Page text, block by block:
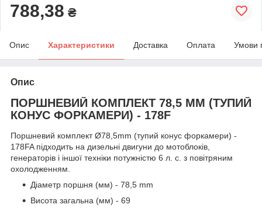
788,38 ₴
Опис Характеристики Доставка Оплата Умови
Опис
ПОРШНЕВИЙ КОМПЛЕКТ 78,5 MM (ТУПИЙ
КОНУС ФОРКАМЕРИ) - 178F
Поршневий комплект Ø78,5mm (тупий конус форкамери) -
178FA підходить на дизельні двигуни до мотоблоків,
генераторів і іншої техніки потужністю 6 л. с. з повітряним
охолодженням.
Діаметр поршня (мм) - 78,5 mm
Висота загальна (мм) - 69